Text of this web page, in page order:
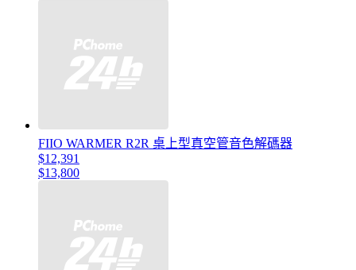
FIIO WARMER R2R 桌上型真空管音色解碼器
$12,391
$13,800